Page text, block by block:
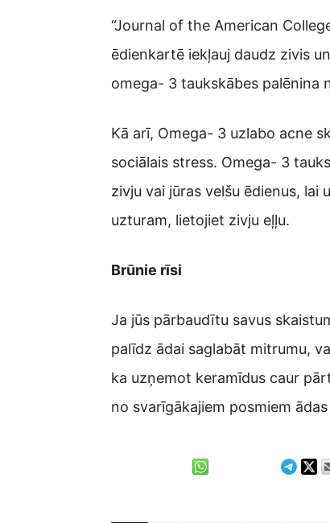
“Journal of the American
ēdienkartē iekļauj daudz zivis
omega- 3 taukskābes palēnina
Kā arī, Omega- 3 uzlabo acne
sociālais stress. Omega- 3
zivju vai jūras velšu ēdienus,
uzturam, lietojiet zivju eļļu.
Brūnie rīsi
Ja jūs pārbaudītu savus
palīdz ādai saglabāt mitrumu,
ka uzņemot keramīdus caur
no svarīgākajiem posmiem